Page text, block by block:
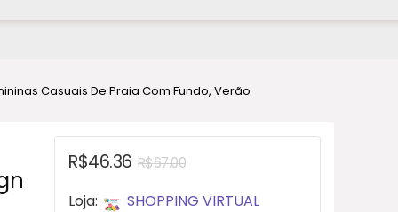
Casuais De Praia Com Fundo, Verão
R$67.00
R$46.36
Loja: SHOPPING VIRTUAL